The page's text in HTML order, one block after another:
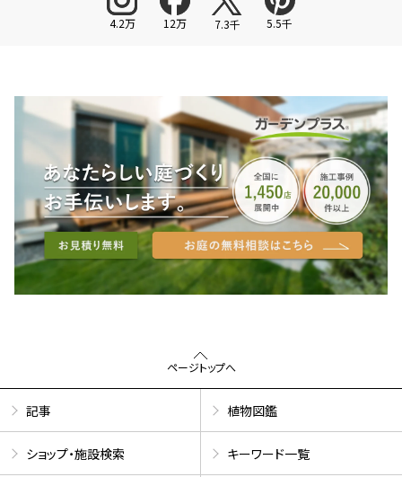
4.2万 12万 7.3千 5.5千
ページトップへ
記事 植物図鑑
ショップ・施設検索 キーワード一覧